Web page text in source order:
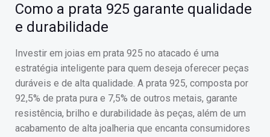
Como a prata 925 garante qualidade
e durabilidade
Investir em joias em prata 925 no atacado é uma
estratégia inteligente para quem deseja oferecer peças
duráveis e de alta qualidade. A prata 925, composta por
92,5% de prata pura e 7,5% de outros metais, garante
resistência, brilho e durabilidade às peças, além de um
acabamento de alta joalheria que encanta consumidores